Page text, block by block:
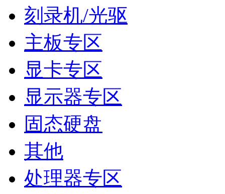
刻录机/光驱
主板专区
显卡专区
显示器专区
固态硬盘
其他
处理器专区